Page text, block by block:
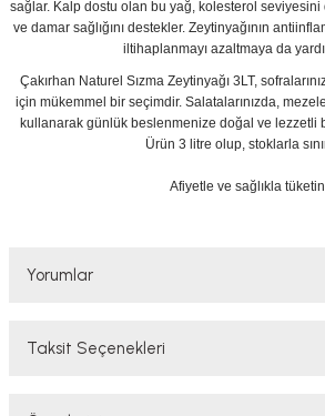
sağlar. Kalp dostu olan bu yağ, kolesterol seviyesini
ve damar sağlığını destekler. Zeytinyağının
iltihaplanmayı azaltmaya da
Çakırhan Naturel Sızma Zeytinyağı 3LT,
için mükemmel bir seçimdir. Salatalarınızda,
kullanarak günlük beslenmenize doğal ve lezzetli
Ürün 3 litre olup, stoklarla
Afiyetle ve sağlıkla
Yorumlar
Taksit Seçenekleri